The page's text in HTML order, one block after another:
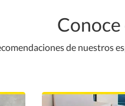
de nuestros